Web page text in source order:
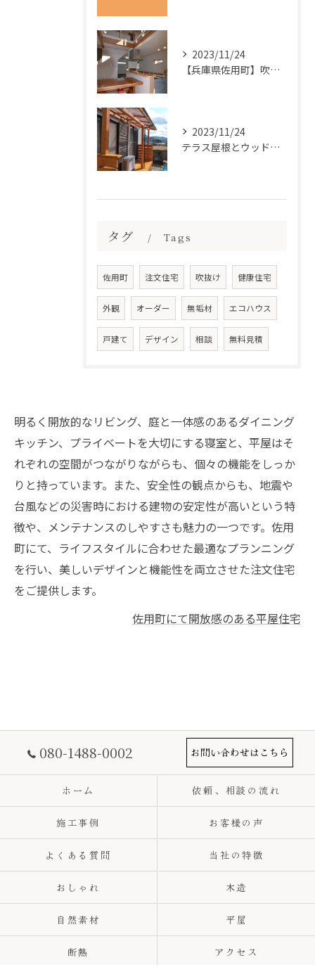
2023/11/24
【兵庫県佐用町】吹抜けの木造の注文住宅をお考えなら
2023/11/24
テラス屋根とウッドデッキ工事
タグ Tags
佐用町 注文住宅 吹抜け 健康住宅
外観 オーダー 無垢材 エコハウス
戸建て デザイン 相談 無料見積
明るく開放的なリビング、庭と一体感のあるダイニング
キッチン、プライベートを大切にする寝室と、平屋はそ
れぞれの空間がつながりながらも、個々の機能をしっか
りと持っています。また、安全性の観点からも、地震や
台風などの災害時における建物の安定性が高いという特
徴や、メンテナンスのしやすさも魅力の一つです。佐用
町にて、ライフスタイルに合わせた最適なプランニング
を行い、美しいデザインと機能性を両立させた注文住宅
をご提供します。
佐用町にて開放感のある平屋住宅
080-1488-0002 お問い合わせはこちら
ホーム 依頼、相談の流れ
施工事例 お客様の声
よくある質問 当社の特徴
おしゃれ 木造
自然素材 平屋
断熱 アクセス